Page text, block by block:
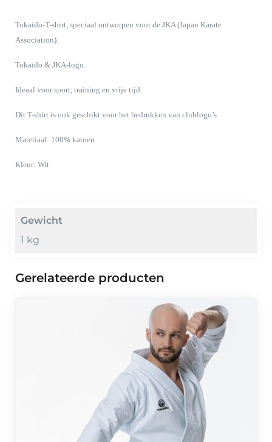
Tokaido-T-shirt, speciaal ontworpen voor de JKA (Japan Karate
Association).
Tokaido & JKA-logo.
Ideaal voor sport, training en vrije tijd.
Dit T-shirt is ook geschikt voor het bedrukken van clublogo’s.
Materiaal: 100% katoen.
Kleur: Wit.
Gewicht
1 kg
Gerelateerde producten